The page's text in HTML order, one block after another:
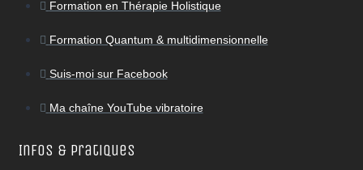
Formation en Thérapie Holistique
Formation Quantum & multidimensionnelle
Suis-moi sur Facebook
Ma chaîne YouTube vibratoire
Infos & Pratiques